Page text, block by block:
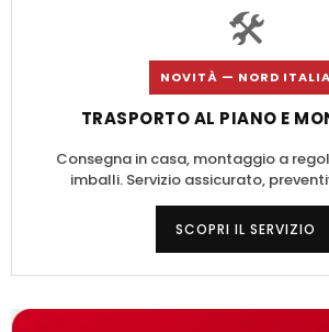
🛠️
NOVITÀ — NORD ITALIA
TRASPORTO AL PIANO E
Consegna in casa, montaggio a
imballi. Servizio assicurato,
SCOPRI IL SERVIZIO